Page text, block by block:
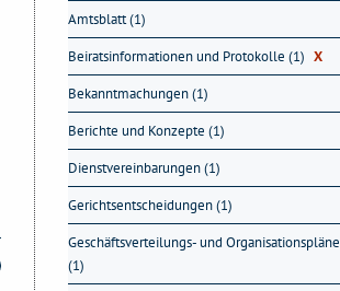
Amtsblatt (1)
Beiratsinformationen und Protokolle (1) X
Bekanntmachungen (1)
Berichte und Konzepte (1)
Dienstvereinbarungen (1)
Gerichtsentscheidungen (1)
Geschäftsverteilungs- und Organisationspläne
(1)